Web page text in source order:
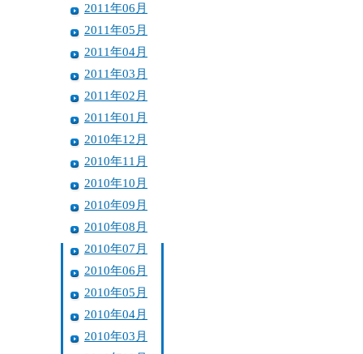
2011年06月
2011年05月
2011年04月
2011年03月
2011年02月
2011年01月
2010年12月
2010年11月
2010年10月
2010年09月
2010年08月
2010年07月
2010年06月
2010年05月
2010年04月
2010年03月